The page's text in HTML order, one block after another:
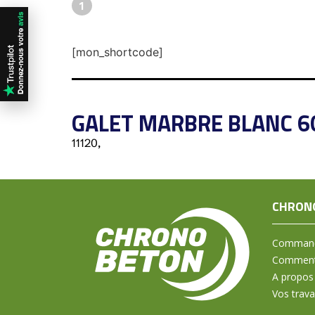
1
[mon_shortcode]
GALET MARBRE BLANC
11120,
A propos
Vos